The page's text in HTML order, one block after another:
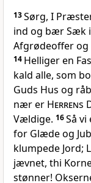
13Sørg, I
ind og bær Sæk
Afgrødeoffer og
14 Helliger en
kald alle, som
Guds Hus og
nær er Herrens
Vældige. 16Så
for Glæde og
klumpede Jord;
jævnet, thi
stønner!